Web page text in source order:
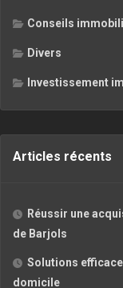
Conseils
Divers
Investissement
Articles récents
Réussir une
de Barjols
Solutions
domicile